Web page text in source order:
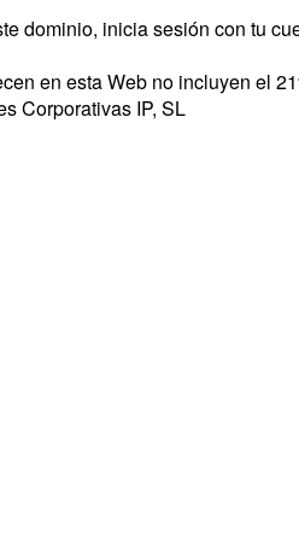
dominio, inicia sesión con tu
en esta Web no incluyen el
Corporativas IP, SL